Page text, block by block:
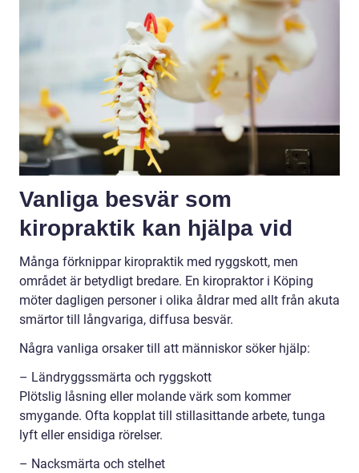
Vanliga besvär som
kiropraktik kan hjälpa vid
Många förknippar kiropraktik med ryggskott, men
området är betydligt bredare. En kiropraktor i Köping
möter dagligen personer i olika åldrar med allt från akuta
smärtor till långvariga, diffusa besvär.
Några vanliga orsaker till att människor söker hjälp:
– Ländryggssmärta och ryggskott
Plötslig låsning eller molande värk som kommer
smygande. Ofta kopplat till stillasittande arbete, tunga
lyft eller ensidiga rörelser.
– Nacksmärta och stelhet